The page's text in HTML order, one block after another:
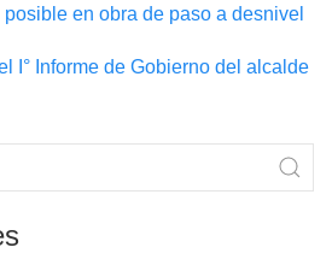
en obra de paso a desnivel
I° Informe de Gobierno del alcalde